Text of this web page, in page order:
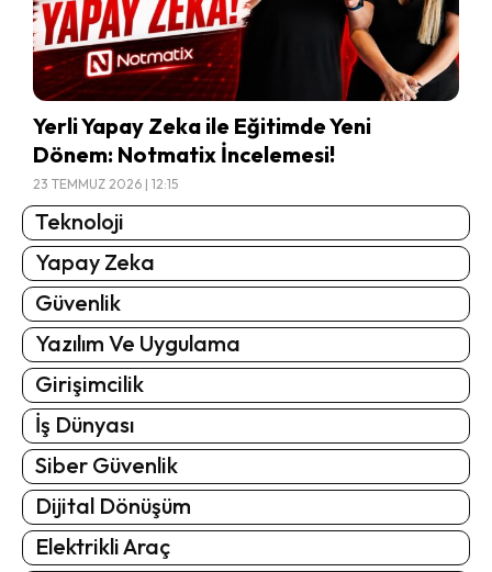
Yerli Yapay Zeka ile Eğitimde Yeni
Dönem: Notmatix İncelemesi!
23 TEMMUZ 2026 | 12:15
Teknoloji
Yapay Zeka
Güvenlik
Yazılım Ve Uygulama
Girişimcilik
İş Dünyası
Siber Güvenlik
Dijital Dönüşüm
Elektrikli Araç